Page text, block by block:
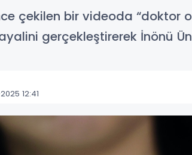
çekilen bir videoda
gerçekleştirerek İnönü
12:41